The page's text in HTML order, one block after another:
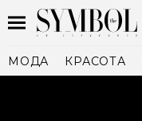
МОДА КРАСОТА